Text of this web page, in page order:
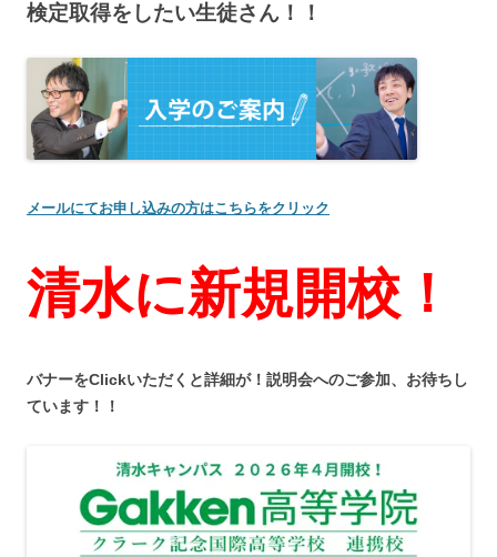
検定取得をしたい生徒さん！！
メールにてお申し込みの方はこちらをクリック
清水に新規開校！
バナーをClickいただくと詳細が！説明会へのご参加、お待ちし
ています！！